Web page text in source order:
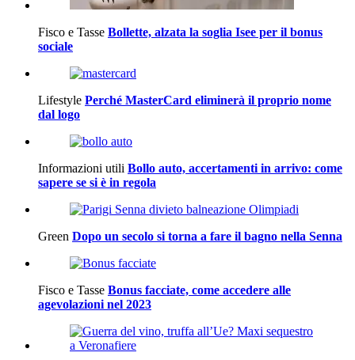
Fisco e Tasse Bollette, alzata la soglia Isee per il bonus
sociale
Lifestyle Perché MasterCard eliminerà il proprio nome
dal logo
Informazioni utili Bollo auto, accertamenti in arrivo: come
sapere se si è in regola
Green Dopo un secolo si torna a fare il bagno nella Senna
Fisco e Tasse Bonus facciate, come accedere alle
agevolazioni nel 2023